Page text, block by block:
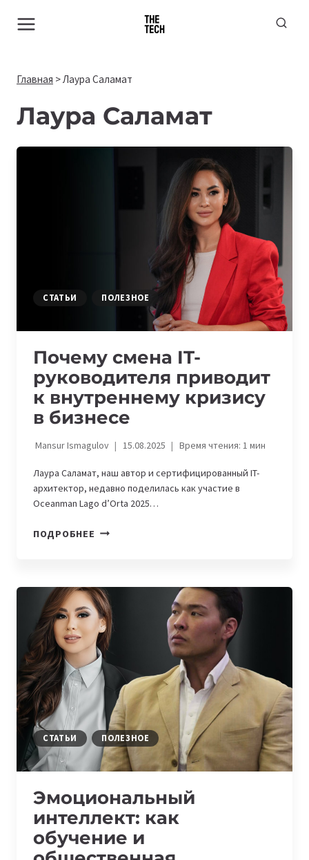
Главная >Лаура Саламат
Лаура Саламат
СТАТЬИ ПОЛЕЗНОЕ
Почему смена IT-
руководителя приводит
к внутреннему кризису
в бизнесе
Mansur Ismagulov 15.08.2025 Время чтения: 1мин
Лаура Саламат, наш автор и сертифицированный IT-
архитектор, недавно поделилась как участие в
Oceanman Lago d’Orta 2025…
ПОДРОБНЕЕ ПОЧЕМУ
ПРИВОДИТ
К
ВНУТРЕННЕМУ
КРИЗИСУ
В
БИЗНЕСЕ
СТАТЬИ ПОЛЕЗНОЕ
Эмоциональный
интеллект: как
обучение и